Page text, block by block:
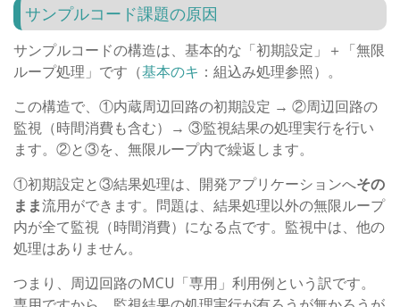
サンプルコード課題の原因
サンプルコードの構造は、基本的な「初期設定」＋「無限
ループ処理」です（基本のキ ：組込み処理参照）。
この構造で、①内蔵周辺回路の初期設定 → ②周辺回路の
監視（時間消費も含む）→ ③監視結果の処理実行を行い
ます。②と③を、無限ループ内で繰返します。
①初期設定と③結果処理は、開発アプリケーションへその
まま流用ができます。問題は、結果処理以外の無限ループ
内が全て監視（時間消費）になる点です。監視中は、他の
処理はありません。
つまり、周辺回路のMCU「専用」利用例という訳です。